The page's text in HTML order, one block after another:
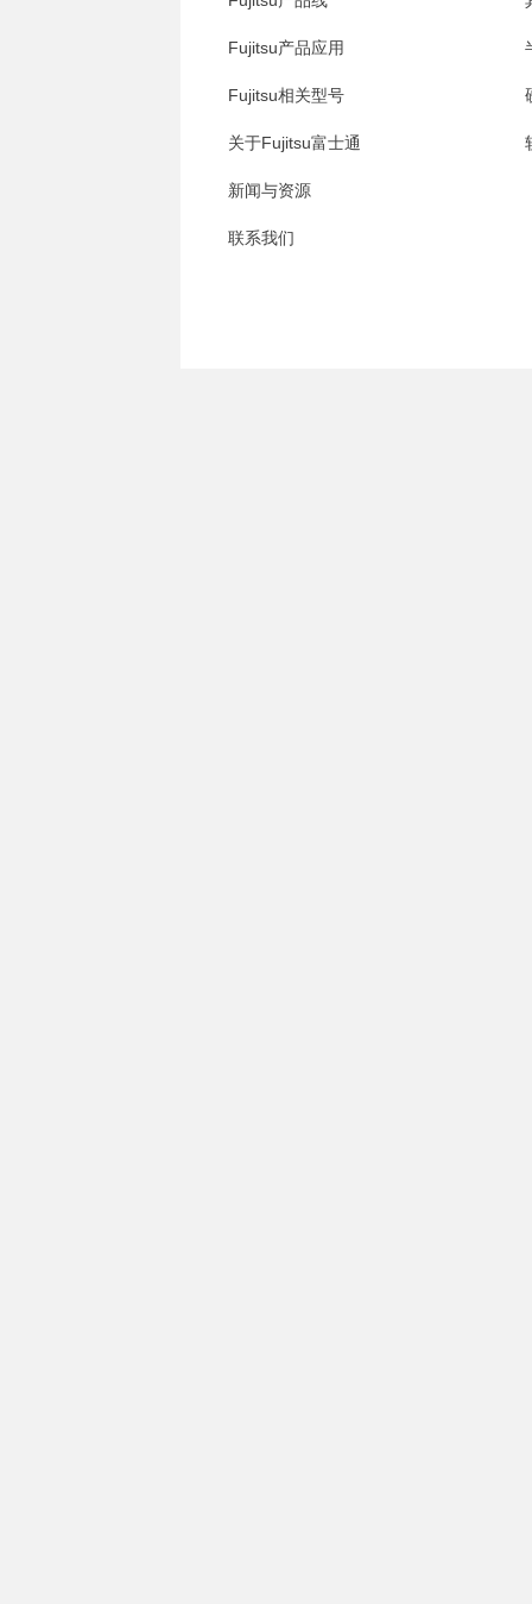
Fujitsu产品应用
Fujitsu相关型号
关于Fujitsu富士通
新闻与资源
联系我们